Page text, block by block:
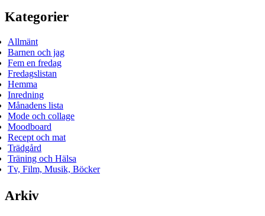
Kategorier
Allmänt
Barnen och jag
Fem en fredag
Fredagslistan
Hemma
Inredning
Månadens lista
Mode och collage
Moodboard
Recept och mat
Trädgård
Träning och Hälsa
Tv, Film, Musik, Böcker
Arkiv